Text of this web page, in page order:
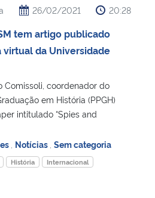
e Comunicações
26/02/2021 20:28
tem artigo publicado
da Universidade
Comissoli, coordenador do
em História (PPGH)
intitulado “Spies and
Notícias Sem categoria
História
Internacional